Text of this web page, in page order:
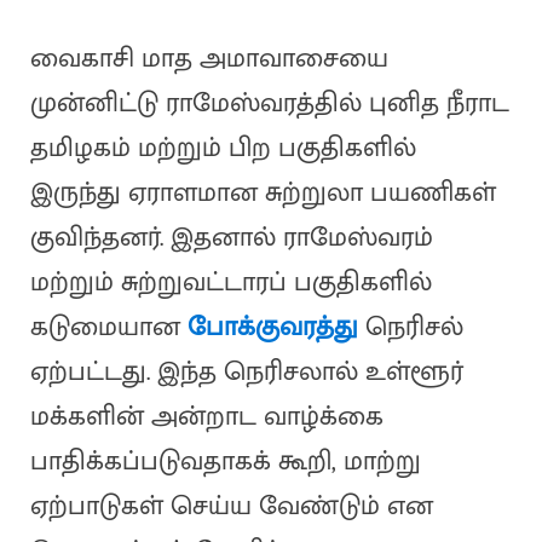
வைகாசி மாத அமாவாசையை
முன்னிட்டு ராமேஸ்வரத்தில் புனித நீராட
தமிழகம் மற்றும் பிற பகுதிகளில்
இருந்து ஏராளமான சுற்றுலா பயணிகள்
குவிந்தனர். இதனால் ராமேஸ்வரம்
மற்றும் சுற்றுவட்டாரப் பகுதிகளில்
கடுமையானபோக்குவரத்து நெரிசல்
ஏற்பட்டது. இந்த நெரிசலால் உள்ளூர்
மக்களின் அன்றாட வாழ்க்கை
பாதிக்கப்படுவதாகக் கூறி, மாற்று
ஏற்பாடுகள் செய்ய வேண்டும் என